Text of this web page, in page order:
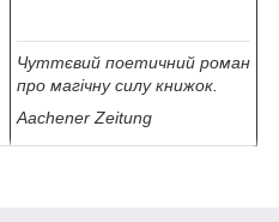
Чуттєвий поетичний роман
про магічну силу книжок.
Aachener Zeitung